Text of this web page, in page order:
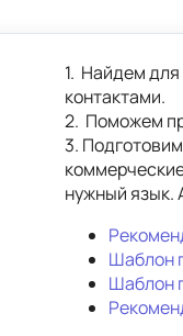
1.  Найдем
контактами.
2.  Поможем
3.
нужный язык.
Шаблон
Шаблон